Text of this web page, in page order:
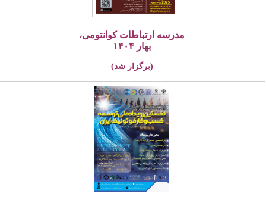
مدرسه ارتباطات کوانتومی،
بهار ۱۴۰۴
(برگزار شد)